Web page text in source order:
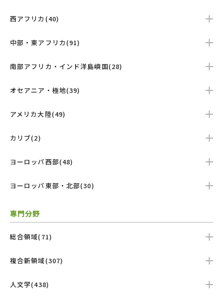
西アフリカ(40)
中部・東アフリカ(91)
南部アフリカ・インド洋島嶼国(28)
オセアニア・極地(39)
アメリカ大陸(49)
カリブ(2)
ヨーロッパ西部(48)
ヨーロッパ東部・北部(30)
専門分野
総合領域(71)
複合新領域(307)
人文学(438)